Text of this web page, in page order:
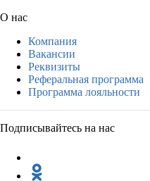
О нас
Компания
Вакансии
Реквизиты
Реферальная программа
Программа лояльности
Подписывайтесь на нас